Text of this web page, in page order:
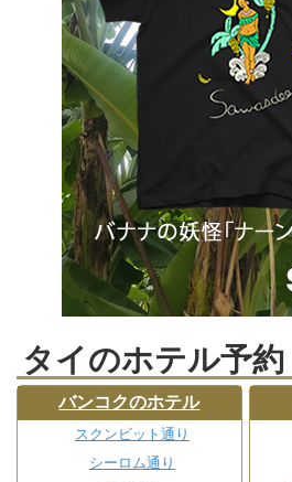
タイのホテル予約
バンコクのホテル
スクンビット通り
シーロム通り